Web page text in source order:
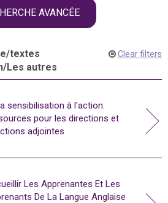
AVANCÉE
/textes
/Les autres
Clear filters
sensibilisation à l'action:
pour les directions et
adjointes
Les Apprenantes Et Les
De La Langue Anglaise